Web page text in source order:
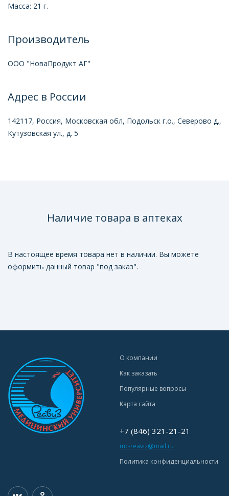
Масса: 21 г.
Производитель
ООО "НоваПродукт АГ"
Адрес в России
142117, Россия, Московская обл, Подольск г.о., Северово д.,
Кутузовская ул., д. 5
Наличие товара в аптеках
В настоящее время товара нет в наличии. Вы можете
оформить данный товар "под заказ".
О компании
Как заказать
Популярные вопросы
Карта сайта
+7 (846) 321-21-21
mc-reaviz@mail.ru
Политика конфиденциальности